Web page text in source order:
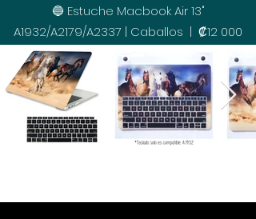
🔵 Estuche Macbook Air 13"
A1932/A2179/A2337 | Caballos | ₡12 000